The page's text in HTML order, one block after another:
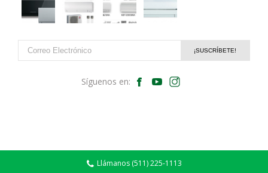
Síguenos en:
Llámanos (511) 225-1113